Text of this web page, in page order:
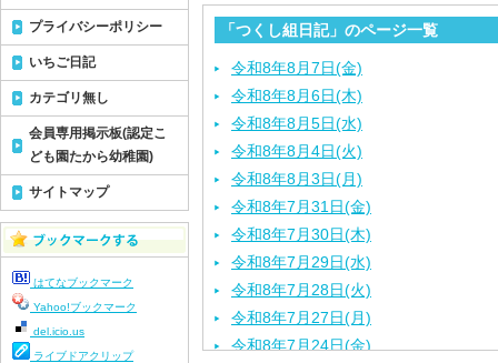
「つくし組日記」のページ一覧
令和8年8月7日(金)
令和8年8月6日(木)
令和8年8月5日(水)
令和8年8月4日(火)
令和8年8月3日(月)
令和8年7月31日(金)
令和8年7月30日(木)
令和8年7月29日(水)
令和8年7月28日(火)
令和8年7月27日(月)
令和8年7月24日(金)
プライバシーポリシー
いちご日記
カテゴリ無し
会員専用掲示板(認定こ
ども園たから幼稚園)
サイトマップ
はてなブックマーク
Yahoo!ブックマーク
del.icio.us
ライブドアクリップ